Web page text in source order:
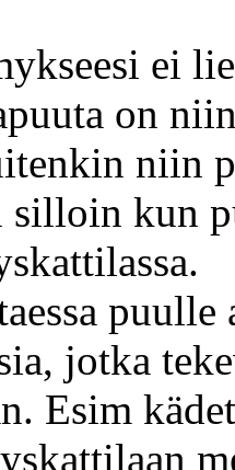
ei
on
niin
kun
jotka
Esim